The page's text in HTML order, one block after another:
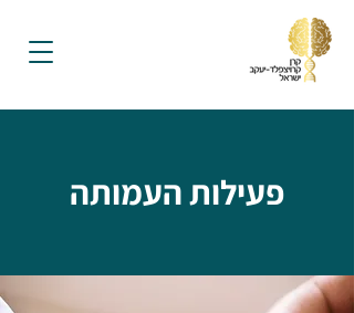
פעילות העמותה